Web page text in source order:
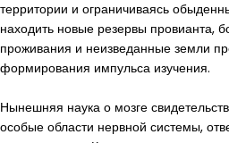
территории и ограничиваясь
находить новые резервы провианта,
проживания и неизведанные земли
формирования импульса изучения.
Нынешняя наука о мозге
особые области нервной системы,